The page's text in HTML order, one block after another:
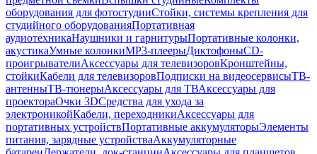
оборудования для фотостудииСтойки, системы крепления для
студийного оборудованияПортативная
аудиотехникаНаушники и гарнитурыПортативные колонки,
акустикаУмные колонкиMP3-плеерыДиктофоныCD-
проигрывателиАксессуары для телевизоровКронштейны,
стойкиКабели для телевизоровПодписки на видеосервисыТВ-
антенныТВ-тюнерыАксессуары для ТВАксессуары для
проектораОчки 3DСредства для ухода за
электроникойКабели, переходникиАксессуары для
портативных устройствПортативные аккумуляторыЭлементы
питания, зарядные устройстваАккумуляторные